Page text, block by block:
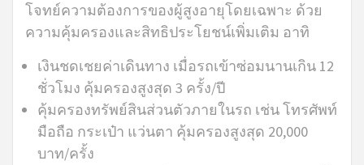
โจทย์ความต้องการของผู้สูงอายุโดยเฉพาะ ด้วย
ความคุ้มครองและสิทธิประโยชน์เพิ่มเติม อาทิ
เงินชดเชยค่าเดินทาง เมื่อรถเข้าซ่อมนานเกิน 12
ชั่วโมง คุ้มครองสูงสุด 3 ครั้ง/ปี
คุ้มครองทรัพย์สินส่วนตัวภายในรถ เช่น โทรศัพท์
มือถือ กระเป๋า แว่นตา คุ้มครองสูงสุด 20,000
บาท/ครั้ง